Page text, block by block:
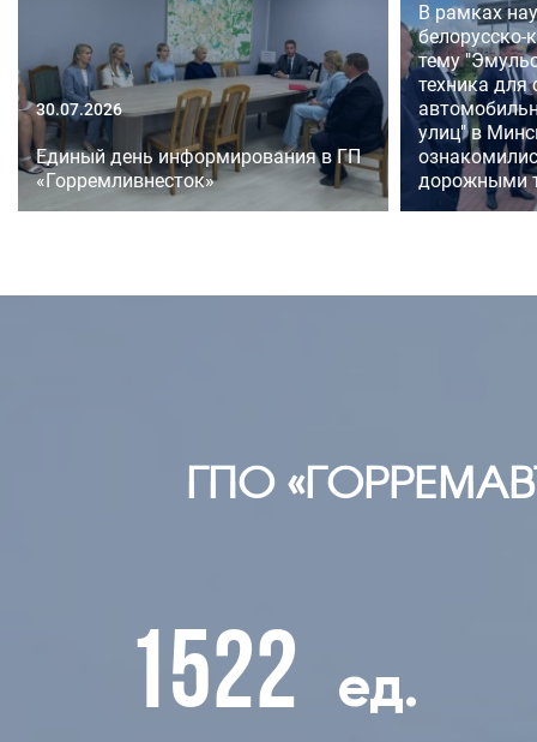
30.07.2026
Единый день информирования в ГП
«Горремливнесток»
В рамках
белорусско-
тему
техника для
улиц" в
дорожными
ГПО
1522 ед.